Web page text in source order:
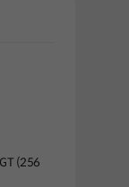
(256